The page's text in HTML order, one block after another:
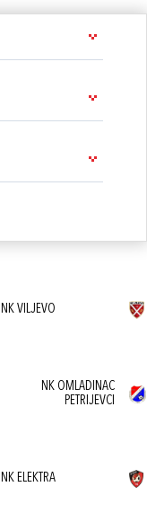
NK VILJEVO
NK OMLADINAC
PETRIJEVCI
NK ELEKTRA